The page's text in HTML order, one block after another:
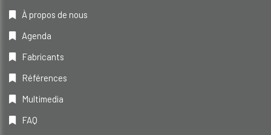
À propos de nous
Agenda
Fabricants
Références
Multimedia
FAQ